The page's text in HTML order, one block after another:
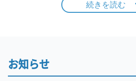
続きを読む
お知らせ